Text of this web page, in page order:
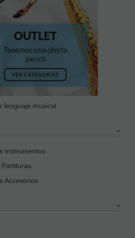
Instrumentos
Partituras
Accesorios